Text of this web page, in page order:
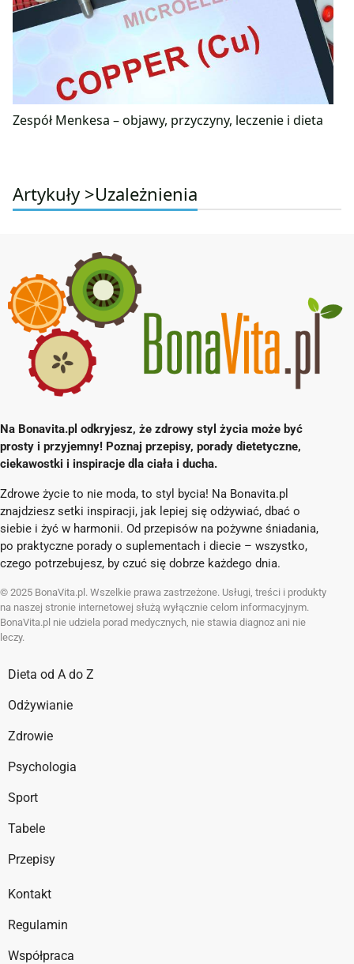
Zespół Menkesa – objawy, przyczyny, leczenie i dieta
Artykuły >Uzależnienia
Na Bonavita.pl odkryjesz, że zdrowy styl życia może być
prosty i przyjemny! Poznaj przepisy, porady dietetyczne,
ciekawostki i inspiracje dla ciała i ducha.
Zdrowe życie to nie moda, to styl bycia! Na Bonavita.pl
znajdziesz setki inspiracji, jak lepiej się odżywiać, dbać o
siebie i żyć w harmonii. Od przepisów na pożywne śniadania,
po praktyczne porady o suplementach i diecie – wszystko,
czego potrzebujesz, by czuć się dobrze każdego dnia.
© 2025 BonaVita.pl. Wszelkie prawa zastrzeżone. Usługi, treści i produkty
na naszej stronie internetowej służą wyłącznie celom informacyjnym.
BonaVita.pl nie udziela porad medycznych, nie stawia diagnoz ani nie
leczy.
Dieta od A do Z
Odżywianie
Zdrowie
Psychologia
Sport
Tabele
Przepisy
Kontakt
Regulamin
Współpraca